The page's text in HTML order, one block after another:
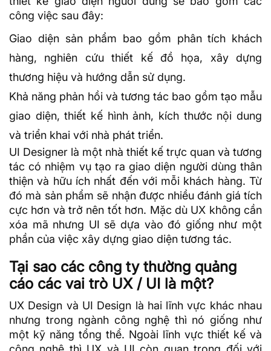
công việc sau đây:
Giao diện sản phẩm bao gồm phân tích khách
hàng, nghiên cứu thiết kế đồ họa, xây dựng
thương hiệu và hướng dẫn sử dụng.
Khả năng phản hồi và tương tác bao gồm tạo mẫu
giao diện, thiết kế hình ảnh, kích thước nội dung
và triển khai với nhà phát triển.
UI Designer là một nhà thiết kế trực quan và tương
tác có nhiệm vụ tạo ra giao diện người dùng thân
thiện và hữu ích nhất đến với mỗi khách hàng. Từ
đó mà sản phẩm sẽ nhận được nhiều đánh giá tích
cực hơn và trở nên tốt hơn. Mặc dù UX không cần
xóa mã nhưng UI sẽ dựa vào đó giống như một
phần của việc xây dựng giao diện tương tác.
Tại sao các công ty thường quảng
cáo các vai trò UX / UI là một?
UX Design và UI Design là hai lĩnh vực khác nhau
nhưng trong ngành công nghệ thì nó giống như
một kỹ năng tổng thể. Ngoài lĩnh vực thiết kế và